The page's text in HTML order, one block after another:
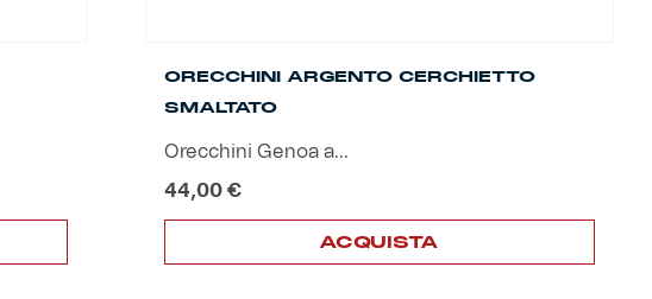
ORECCHINI ARGENTO CERCHIETTO
SMALTATO
Orecchini Genoa a...
44,00 €
ACQUISTA